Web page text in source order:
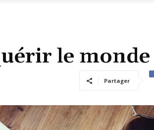
le monde
Partager